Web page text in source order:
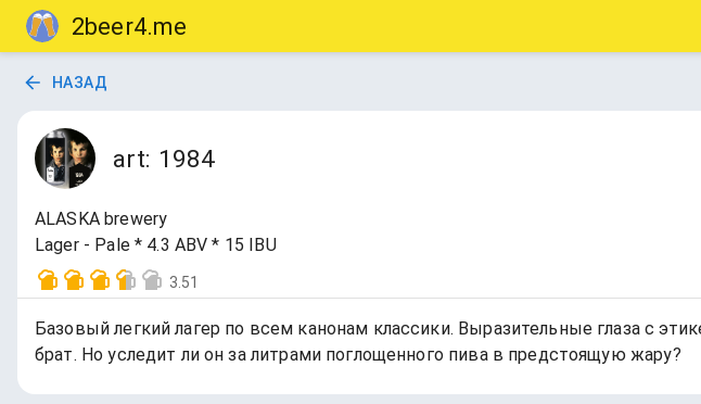
2beer4.me
НАЗАД
art: 1984
ALASKA brewery
Lager - Pale * 4.3 ABV * 15 IBU
3.51
Базовый легкий лагер по всем канонам классики. Выразительные глаза с
брат. Но уследит ли он за литрами поглощенного пива в предстоящую жару?